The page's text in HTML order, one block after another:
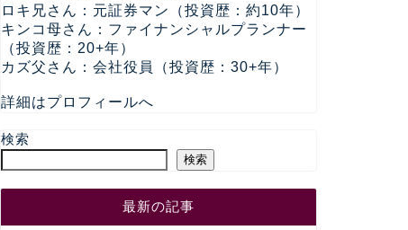
ロキ兄さん：元証券マン（投資歴：約10年）
キンコ母さん：ファイナンシャルプランナー
（投資歴：20+年）
カズ父さん：会社役員（投資歴：30+年）
詳細はプロフィールへ
検索
検索
最新の記事